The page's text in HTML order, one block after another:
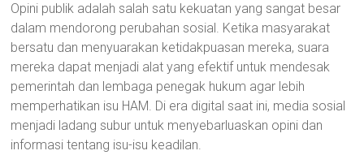
Opini publik adalah salah satu kekuatan yang sangat besar
dalam mendorong perubahan sosial. Ketika masyarakat
bersatu dan menyuarakan ketidakpuasan mereka, suara
mereka dapat menjadi alat yang efektif untuk mendesak
pemerintah dan lembaga penegak hukum agar lebih
memperhatikan isu HAM. Di era digital saat ini, media sosial
menjadi ladang subur untuk menyebarluaskan opini dan
informasi tentang isu-isu keadilan.